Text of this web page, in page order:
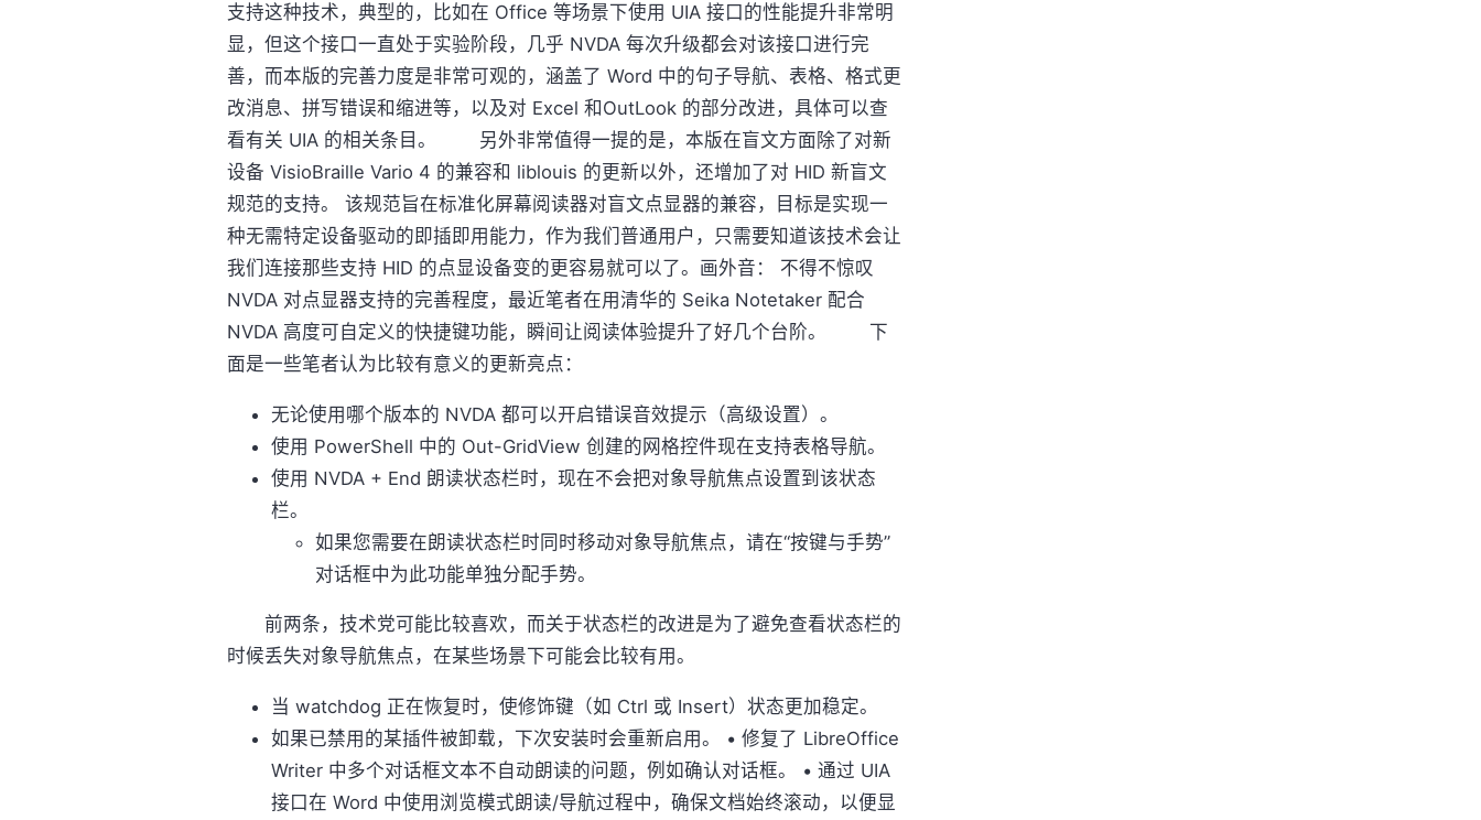
支持这种技术，典型的，比如在 Office 等场景下使用 UIA 接口的性能提升非常明
显，但这个接口一直处于实验阶段，几乎 NVDA 每次升级都会对该接口进行完
善，而本版的完善力度是非常可观的，涵盖了 Word 中的句子导航、表格、格式更
改消息、拼写错误和缩进等，以及对 Excel 和OutLook 的部分改进，具体可以查
看有关 UIA 的相关条目。 另外非常值得一提的是，本版在盲文方面除了对新
设备 VisioBraille Vario 4 的兼容和 liblouis 的更新以外，还增加了对 HID 新盲文
规范的支持。 该规范旨在标准化屏幕阅读器对盲文点显器的兼容，目标是实现一
种无需特定设备驱动的即插即用能力，作为我们普通用户，只需要知道该技术会让
我们连接那些支持 HID 的点显设备变的更容易就可以了。画外音： 不得不惊叹
NVDA 对点显器支持的完善程度，最近笔者在用清华的 Seika Notetaker 配合
NVDA 高度可自定义的快捷键功能，瞬间让阅读体验提升了好几个台阶。 下
面是一些笔者认为比较有意义的更新亮点：
无论使用哪个版本的 NVDA 都可以开启错误音效提示（高级设置）。
使用 PowerShell 中的 Out-GridView 创建的网格控件现在支持表格导航。
使用 NVDA + End 朗读状态栏时，现在不会把对象导航焦点设置到该状态
栏。
如果您需要在朗读状态栏时同时移动对象导航焦点，请在“按键与手势”
对话框中为此功能单独分配手势。
前两条，技术党可能比较喜欢，而关于状态栏的改进是为了避免查看状态栏的
时候丢失对象导航焦点，在某些场景下可能会比较有用。
当 watchdog 正在恢复时，使修饰键（如 Ctrl 或 Insert）状态更加稳定。
如果已禁用的某插件被卸载，下次安装时会重新启用。 • 修复了 LibreOffice
Writer 中多个对话框文本不自动朗读的问题，例如确认对话框。 • 通过 UIA
接口在 Word 中使用浏览模式朗读/导航过程中，确保文档始终滚动，以便显